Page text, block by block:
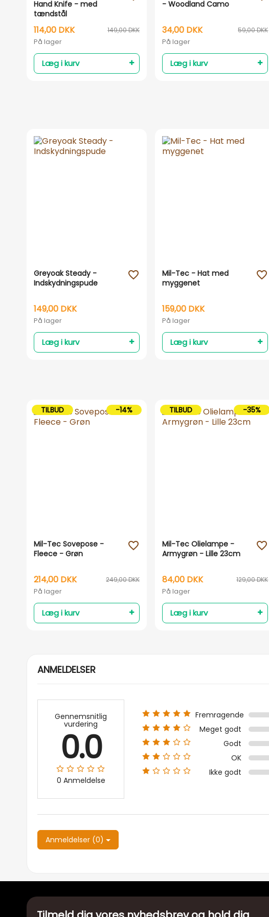
Hand Knife - med
tændstål
149,00 DKK
114,00 DKK
På lager
Læg i kurv
- Woodland Camo
59,00 DKK
34,00 DKK
På lager
Læg i kurv
Greyoak Steady -
Indskydningspude
149,00 DKK
På lager
Læg i kurv
favorite_outline
Mil-Tec - Hat med
myggenet
159,00 DKK
På lager
Læg i kurv
favorite_outline
Mil-Tec Sovepose -
Fleece - Grøn
249,00 DKK
214,00 DKK
På lager
Læg i kurv
favorite_outline
TILBUD -14%
Mil-Tec Olielampe -
Armygrøn - Lille 23cm
129,00 DKK
84,00 DKK
På lager
Læg i kurv
favorite_outline
TILBUD -35%
ANMELDELSER
Gennemsnitlig
vurdering
0.0
0 Anmeldelse
Fremragende
Meget godt
Godt
OK
Ikke godt
Anmeldelser (0)